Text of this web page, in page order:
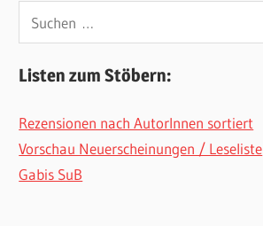
nach:
Listen zum Stöbern:
Rezensionen nach AutorInnen sortiert
Vorschau Neuerscheinungen / Leseliste
Gabis SuB